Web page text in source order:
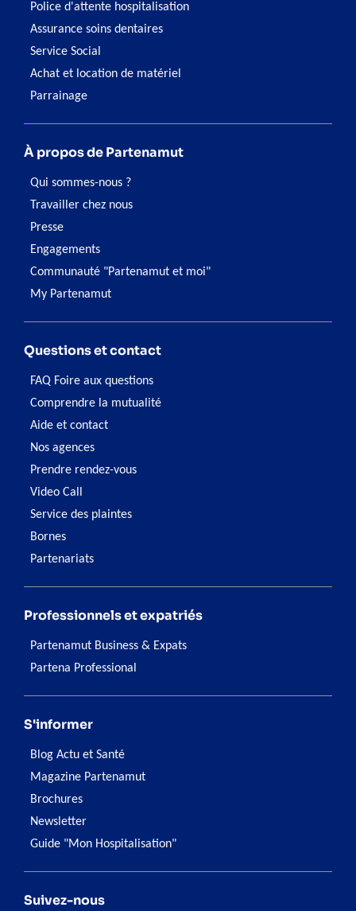
Police d'attente hospitalisation
Assurance soins dentaires
Service Social
Achat et location de matériel
Parrainage
À propos de Partenamut
Qui sommes-nous ?
Travailler chez nous
Presse
Engagements
Communauté "Partenamut et moi"
My Partenamut
Questions et contact
FAQ Foire aux questions
Comprendre la mutualité
Aide et contact
Nos agences
Prendre rendez-vous
Video Call
Service des plaintes
Bornes
Partenariats
Professionnels et expatriés
Partenamut Business & Expats
Partena Professional
S'informer
Blog Actu et Santé
Magazine Partenamut
Brochures
Newsletter
Guide "Mon Hospitalisation"
Suivez-nous